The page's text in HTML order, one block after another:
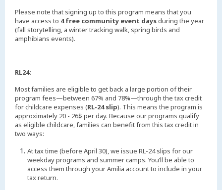
Please note that signing up to this program means that you
have access to 4 free community event daysduring the year
(fall storytelling, a winter tracking walk, spring birds and
amphibians events).
RL24:
Most families are eligible to get back a large portion of their
program fees—between 67% and 78%—through the tax credit
for childcare expenses (RL-24 slip). This means the program is
approximately 20 - 26$ per day. Because our programs qualify
as eligible childcare, families can benefit from this tax credit in
two ways:
At tax time (before April 30), we issue RL-24 slips for our
weekday programs and summer camps. You’ll be able to
access them through your Amilia account to include in your
tax return.